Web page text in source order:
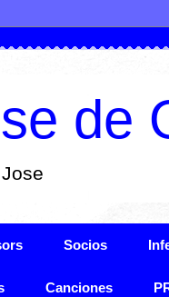
de
Socios
Canciones